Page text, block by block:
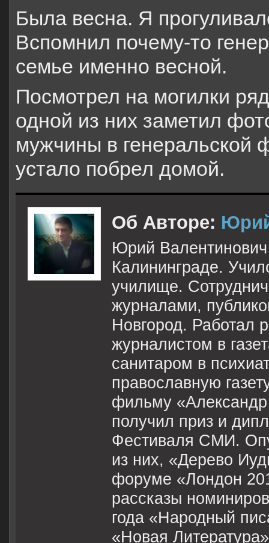
Была весна. Я
Вспомнил почему-то
семье именно весной.
Посмотрел на могилки
одной из них заметил
мужчины в генеральской
устало побрел домой.
Об Авторе:
Юрий
Калининграде.
училище.
журналами,
Новгород. Работал
журналистом в
санитаром в
православную
фильму
получил приз и
Фестиваля СМИ.
из них, «Дерево
форуме «Лондон
рассказы
года «Народный
«Новая